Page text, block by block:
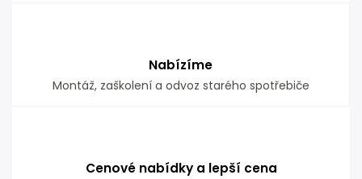
Nabízíme
Montáž, zaškolení a odvoz starého spotřebiče
Cenové nabídky a lepší cena